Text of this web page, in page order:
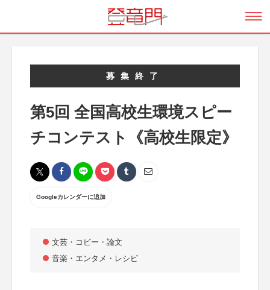
募集終了
第5回 全国高校生環境スピー
チコンテスト《高校生限定》
Googleカレンダーに追加
文芸・コピー・論文
音楽・エンタメ・レシピ